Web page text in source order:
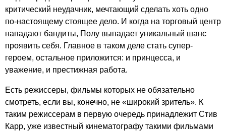
критический неудачник, мечтающий сделать хоть одно
по-настоящему стоящее дело. И когда на торговый центр
нападают бандиты, Полу выпадает уникальный шанс
проявить себя. Главное в таком деле стать супер-
героем, остальное приложится: и принцесса, и
уважение, и престижная работа.
Есть режиссеры, фильмы которых не обязательно
смотреть, если вы, конечно, не «широкий зритель». К
таким режиссерам в первую очередь принадлежит Стив
Карр, уже известный кинематографу такими фильмами